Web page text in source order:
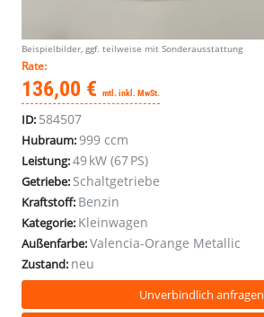
Beispielbilder, ggf. teilweise mit Sonderausstattung
Rate:
136,00 € mtl. inkl. MwSt.
ID: 584507
Hubraum:999 ccm
Leistung:49 kW (67 PS)
Getriebe: Schaltgetriebe
Kraftstoff: Benzin
Kategorie: Kleinwagen
Außenfarbe:Valencia-Orange Metallic
Zustand: neu
Unverbindlich anfragen